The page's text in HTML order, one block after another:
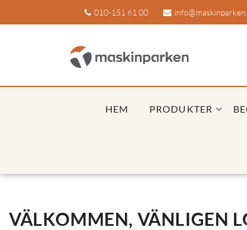
010-151 61 00
HEM PRODUKTER
VÄLKOMMEN, VÄNLIGEN